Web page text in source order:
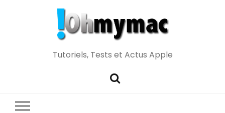
Tutoriels, Tests et Actus Apple